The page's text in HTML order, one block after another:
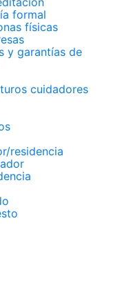
formal
físicas
y garantías de
cuidadores
residencia